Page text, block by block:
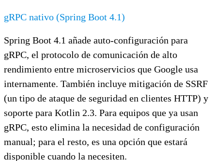
gRPC nativo (Spring Boot 4.1)
Spring Boot 4.1 añade auto-configuración para
gRPC, el protocolo de comunicación de alto
rendimiento entre microservicios que Google usa
internamente. También incluye mitigación de SSRF
(un tipo de ataque de seguridad en clientes HTTP) y
soporte para Kotlin 2.3. Para equipos que ya usan
gRPC, esto elimina la necesidad de configuración
manual; para el resto, es una opción que estará
disponible cuando la necesiten.